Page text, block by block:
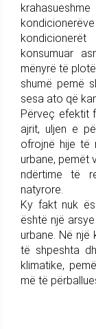
konsumuar
mënyrë të
shumë pemë
sesa ato që
Përveç efektit
ajrit, uljen e
ofrojnë hije të
urbane, pemët
ndërtime të
natyrore.
Ky fakt nuk
është një
urbane. Në
të shpeshta
klimatike,
më të